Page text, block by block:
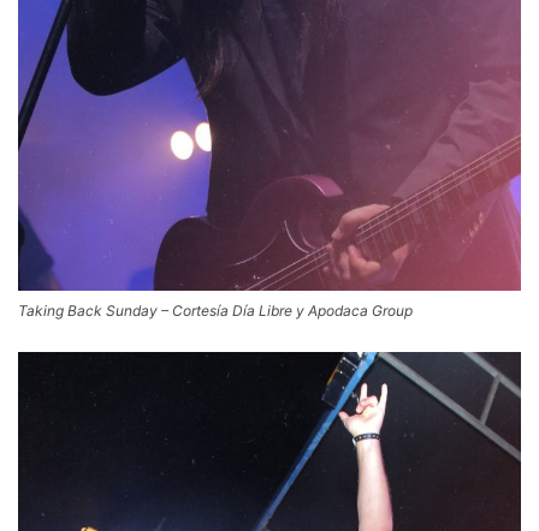
Taking Back Sunday – Cortesía Día Libre y Apodaca Group